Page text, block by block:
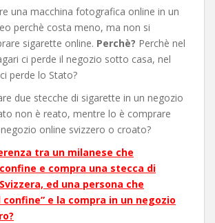
una macchina fotografica online in un
perchè costa meno, ma non si
sigarette online. Perchè? Perchè nel
ci perde il negozio sotto casa, nel
perde lo Stato?
due stecche di sigarette in un negozio
non è reato, mentre lo è comprare
online svizzero o croato?
tra un milanese che
e compra una stecca di
ed una persona che
e la compra in un negozio